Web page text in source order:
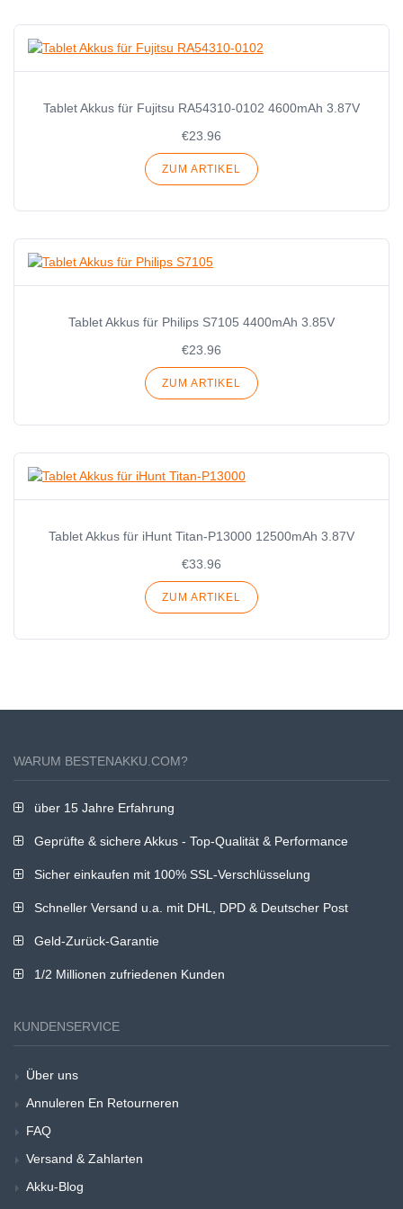
Tablet Akkus für Fujitsu RA54310-0102 4600mAh 3.87V
€23.96
ZUM ARTIKEL
Tablet Akkus für Philips S7105 4400mAh 3.85V
€23.96
ZUM ARTIKEL
Tablet Akkus für iHunt Titan-P13000 12500mAh 3.87V
€33.96
ZUM ARTIKEL
WARUM BESTENAKKU.COM?
über 15 Jahre Erfahrung
Geprüfte & sichere Akkus - Top-Qualität & Performance
Sicher einkaufen mit 100% SSL-Verschlüsselung
Schneller Versand u.a. mit DHL, DPD & Deutscher Post
Geld-Zurück-Garantie
1/2 Millionen zufriedenen Kunden
KUNDENSERVICE
Über uns
Annuleren En Retourneren
FAQ
Versand & Zahlarten
Akku-Blog